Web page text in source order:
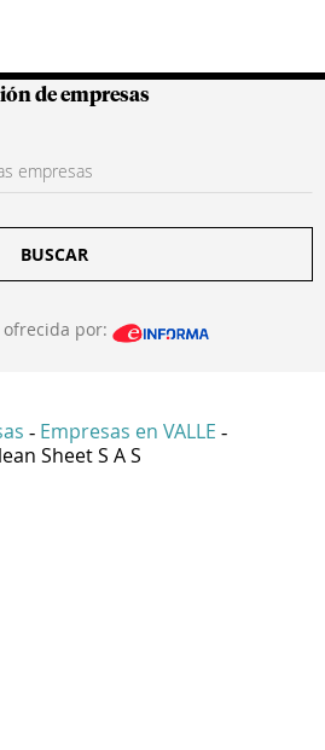
Colombianas
de empresas
BUSCAR
por:
- Empresas en VALLE -
Sheet S A S